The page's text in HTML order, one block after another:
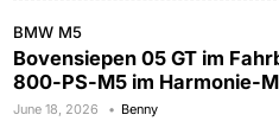
BMW M5
Bovensiepen 05 GT im
800-PS-M5 im Harmonie-
June 18, 2026 Benny